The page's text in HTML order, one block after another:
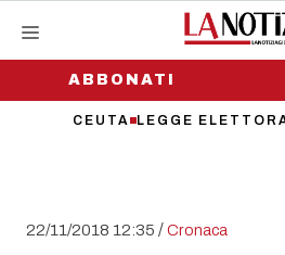
contenutoABBONATI
CEUTA LEGGE
22/11/2018 12:35 /Cronaca